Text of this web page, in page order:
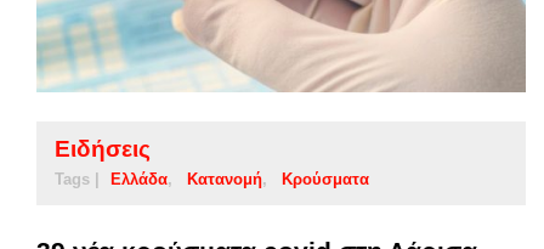
Ειδήσεις
Tags | Ελλάδα Κατανομή Κρούσματα